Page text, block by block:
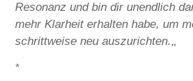
Resonanz und bin dir unendlich
mehr Klarheit erhalten habe, um
schrittweise neu auszurichten.„
*